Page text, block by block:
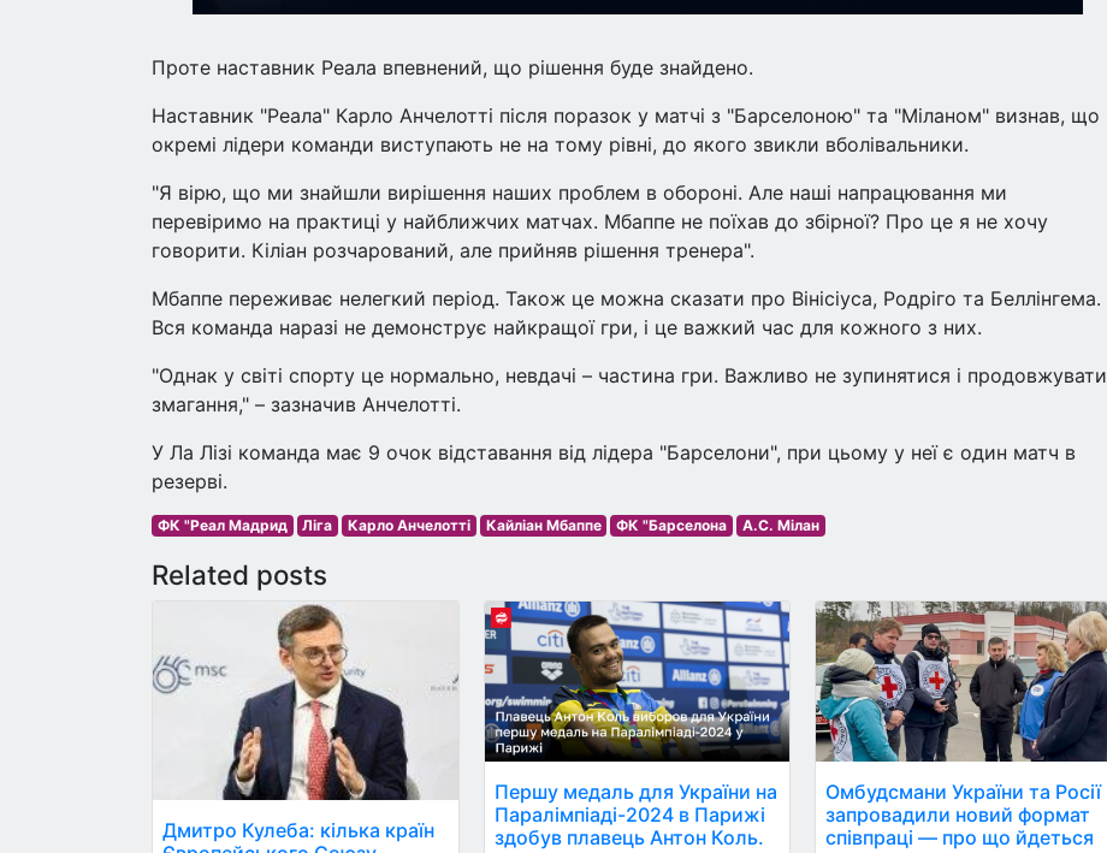
Проте наставник Реала впевнений, що рішення буде знайдено.
Наставник "Реала" Карло Анчелотті після поразок у матчі з "Барселоною" та "Міланом" визнав, що
окремі лідери команди виступають не на тому рівні, до якого звикли вболівальники.
"Я вірю, що ми знайшли вирішення наших проблем в обороні. Але наші напрацювання ми
перевіримо на практиці у найближчих матчах. Мбаппе не поїхав до збірної? Про це я не хочу
говорити. Кіліан розчарований, але прийняв рішення тренера".
Мбаппе переживає нелегкий період. Також це можна сказати про Вінісіуса, Родріго та Беллінгема.
Вся команда наразі не демонструє найкращої гри, і це важкий час для кожного з них.
"Однак у світі спорту це нормально, невдачі – частина гри. Важливо не зупинятися і продовжувати
змагання," – зазначив Анчелотті.
У Ла Лізі команда має 9 очок відставання від лідера "Барселони", при цьому у неї є один матч в
резерві.
ФК "Реал Мадрид Ліга Карло Анчелотті Кайліан Мбаппе ФК "Барселона A.C. Мілан
Related posts
Дмитро Кулеба: кілька країн
Першу медаль для України на
Паралімпіаді-2024 в Парижі
здобув плавець Антон Коль.
Омбудсмани України та Росії
запровадили новий формат
співпраці — про що йдеться